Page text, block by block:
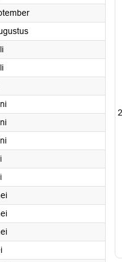
2024
2024
2024
2024
2024
2024
2024
2024
2024
2024
2024
2024
2024